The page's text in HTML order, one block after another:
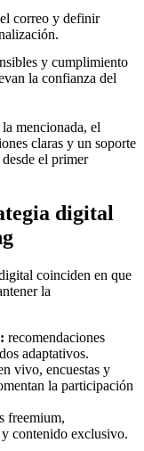
correo y definir
y cumplimiento
la confianza del
mencionada, el
claras y un soporte
el primer
digital
coinciden en que
la
recomendaciones
adaptativos.
vivo, encuestas y
la participación
freemium,
contenido exclusivo.